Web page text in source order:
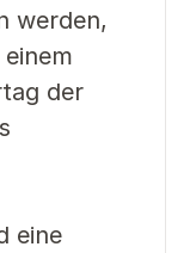
werden,
der
eine